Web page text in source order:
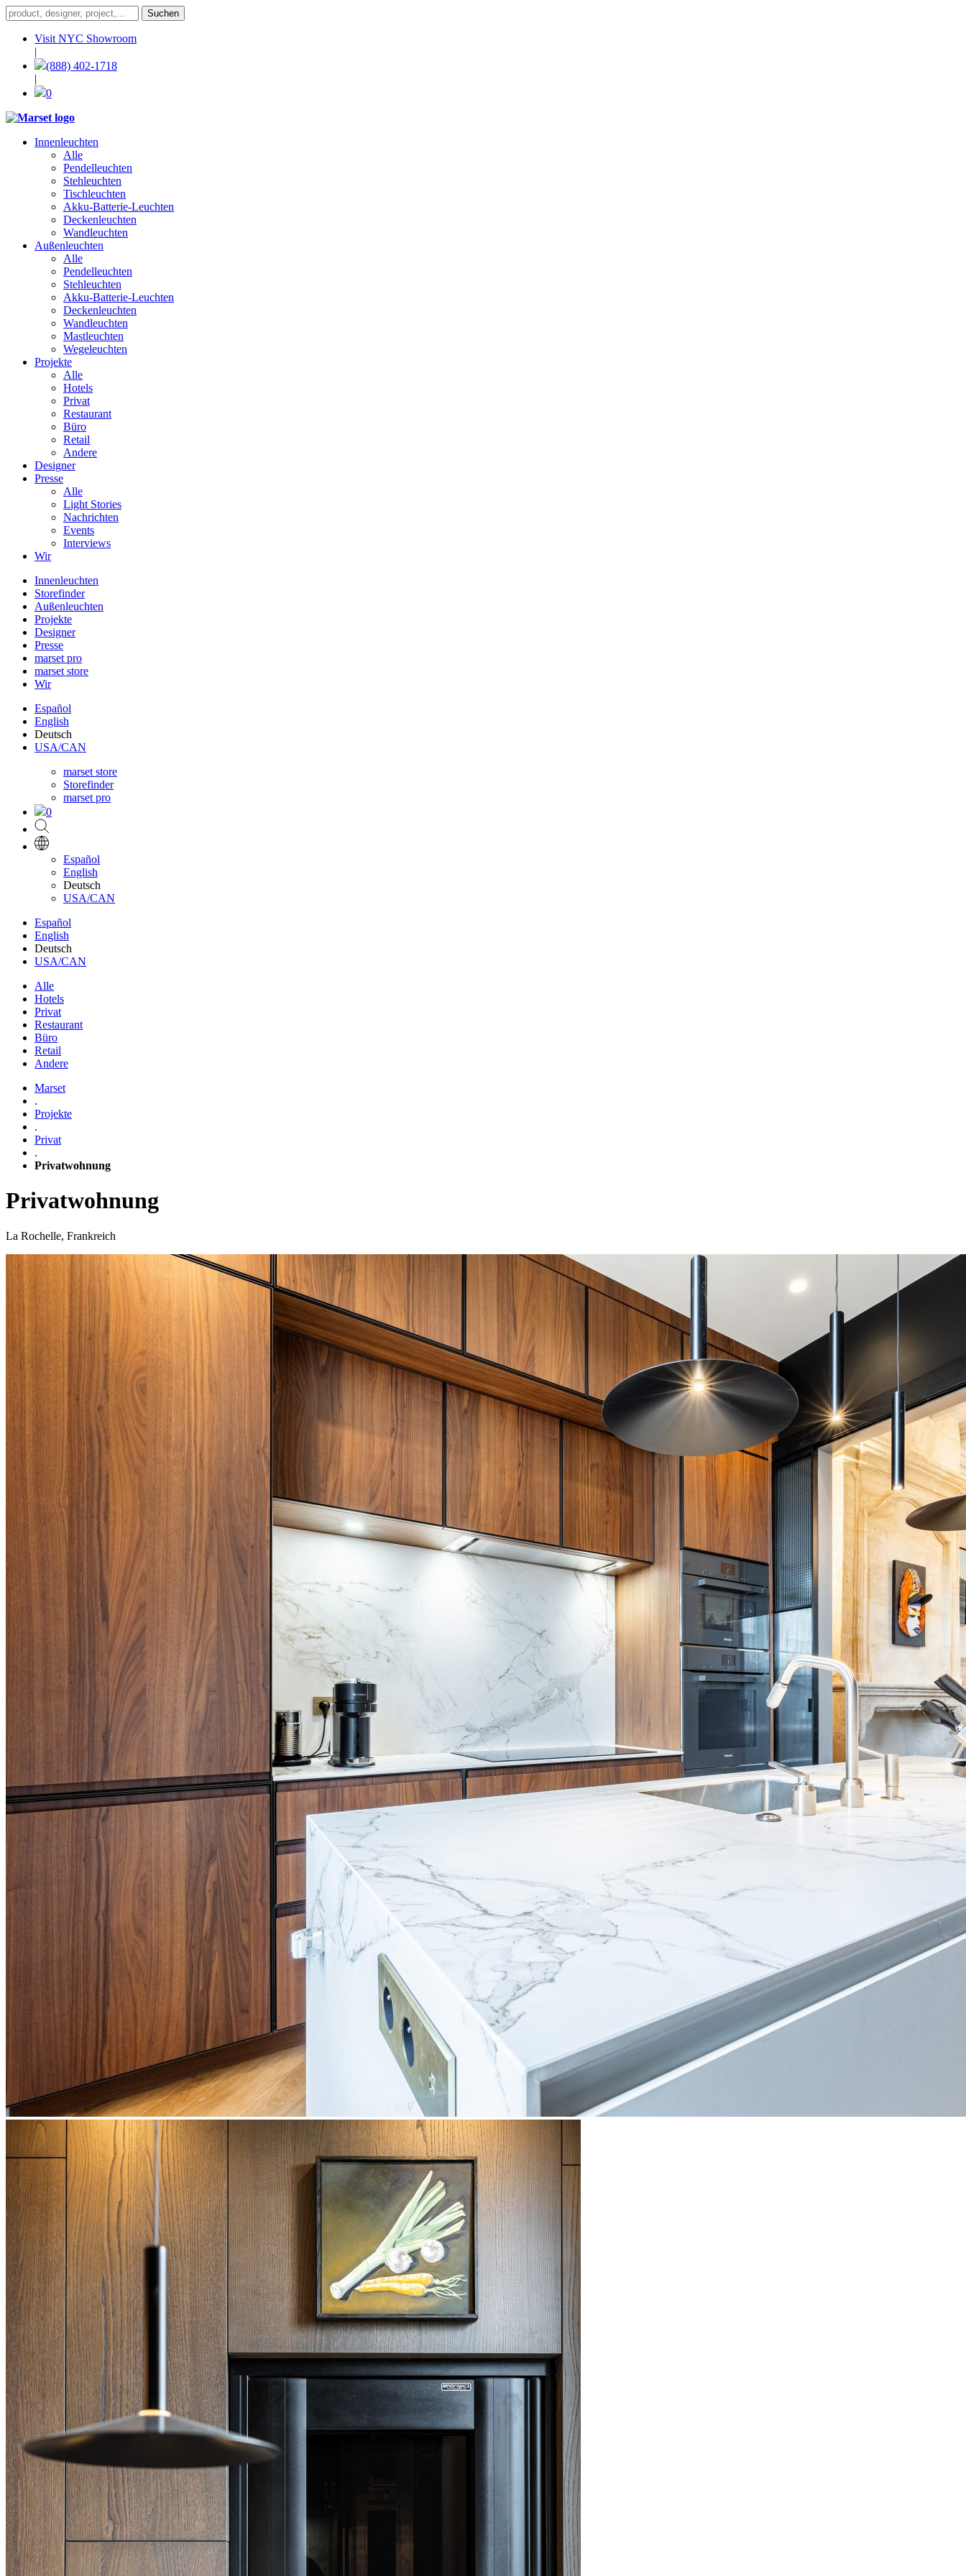
Visit NYC Showroom
|
(888) 402-1718
|
0
Innenleuchten
Alle
Pendelleuchten
Stehleuchten
Tischleuchten
Akku-Batterie-Leuchten
Deckenleuchten
Wandleuchten
Außenleuchten
Alle
Pendelleuchten
Stehleuchten
Akku-Batterie-Leuchten
Deckenleuchten
Wandleuchten
Mastleuchten
Wegeleuchten
Projekte
Alle
Hotels
Privat
Restaurant
Büro
Retail
Andere
Designer
Presse
Alle
Light Stories
Nachrichten
Events
Interviews
Wir
Innenleuchten
Storefinder
Außenleuchten
Projekte
Designer
Presse
marset pro
marset store
Wir
Español
English
Deutsch
USA/CAN
marset store
Storefinder
marset pro
0
Español
English
Deutsch
USA/CAN
Español
English
Deutsch
USA/CAN
Alle
Hotels
Privat
Restaurant
Büro
Retail
Andere
Marset
.
Projekte
.
Privat
.
Privatwohnung
Privatwohnung
La Rochelle, Frankreich